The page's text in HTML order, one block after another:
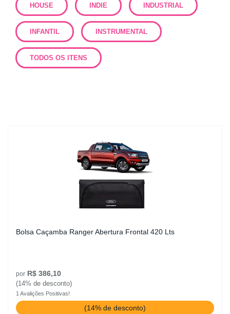
HOUSE INDIE INDUSTRIAL
INFANTIL INSTRUMENTAL
TODOS OS ITENS
Bolsa Caçamba Ranger Abertura Frontal 420 Lts
por R$ 386,10
(14% de desconto)
1 Avalições Positivas!
(14% de desconto)